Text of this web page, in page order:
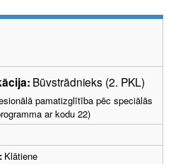
Būvstrādnieks (2. PKL)
pamatizglītība pēc speciālās
ar kodu 22)
Klātiene